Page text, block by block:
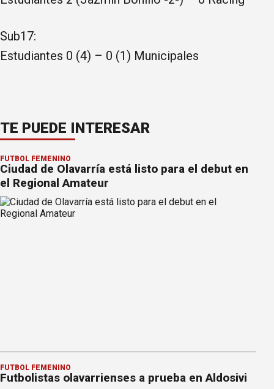
Sub17:
Estudiantes 0 (4) – 0 (1) Municipales
TE PUEDE INTERESAR
FÚTBOL FEMENINO
Ciudad de Olavarría está listo para el debut en
el Regional Amateur
FÚTBOL FEMENINO
Futbolistas olavarrienses a prueba en Aldosivi